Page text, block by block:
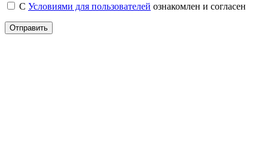
С Условиями для пользователей ознакомлен и согласен
Отправить